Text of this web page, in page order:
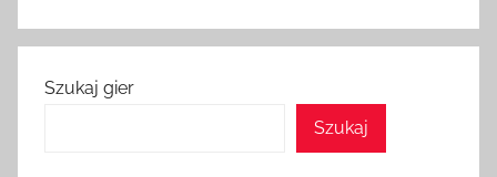
Szukaj gier
Szukaj